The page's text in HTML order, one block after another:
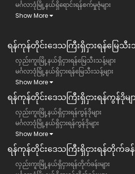
မင်္ဂလာဒုံမြို့နယ်ရှိရောင်းရန်စက်မှုဇုံများ
Show More
ရန်ကုန်တိုင်းဒေသကြီး​​ရှိငှားရန်မြေသီး
လှည်းကူးမြို့နယ်ရှိငှားရန်မြေသီးသန့်များ
မင်္ဂလာဒုံမြို့နယ်ရှိငှားရန်မြေသီးသန့်များ
Show More
ရန်ကုန်တိုင်းဒေသကြီး​​ရှိငှားရန်ကွန်ဒိုမျ
လှည်းကူးမြို့နယ်ရှိငှားရန်ကွန်ဒိုများ
မင်္ဂလာဒုံမြို့နယ်ရှိငှားရန်ကွန်ဒိုများ
Show More
ရန်ကုန်တိုင်းဒေသကြီး​​ရှိငှားရန်တိုက်ခန်း
လှည်းကူးမြို့နယ်ရှိငှားရန်တိုက်ခန်းများ